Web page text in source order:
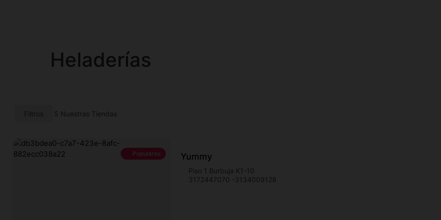
Heladerías
Filtros 5 Nuestras Tiendas
Populares Yummy
Piso 1 Burbuja K1-10
3172447070 -3134009128